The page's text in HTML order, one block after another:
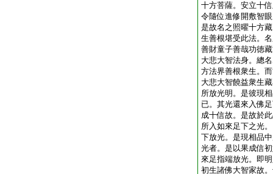
十方菩薩。安立十
令隨位進修開敷智
是故名之照曜十方
生善根堪受此法。
善財童子善哉功徳
大悲大智法身。總
方法界善根衆生。
大悲大智饒益衆生
所放光明。是彼現
已。其光還來入佛
成十信故。是故於
所入如來足下之光
下放光。是現相品
光者。是以果成信
來足指端放光。即
初生諸佛大智家故